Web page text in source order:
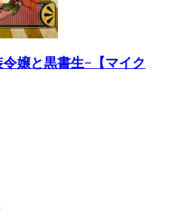
嬢と黒書生−【マイク